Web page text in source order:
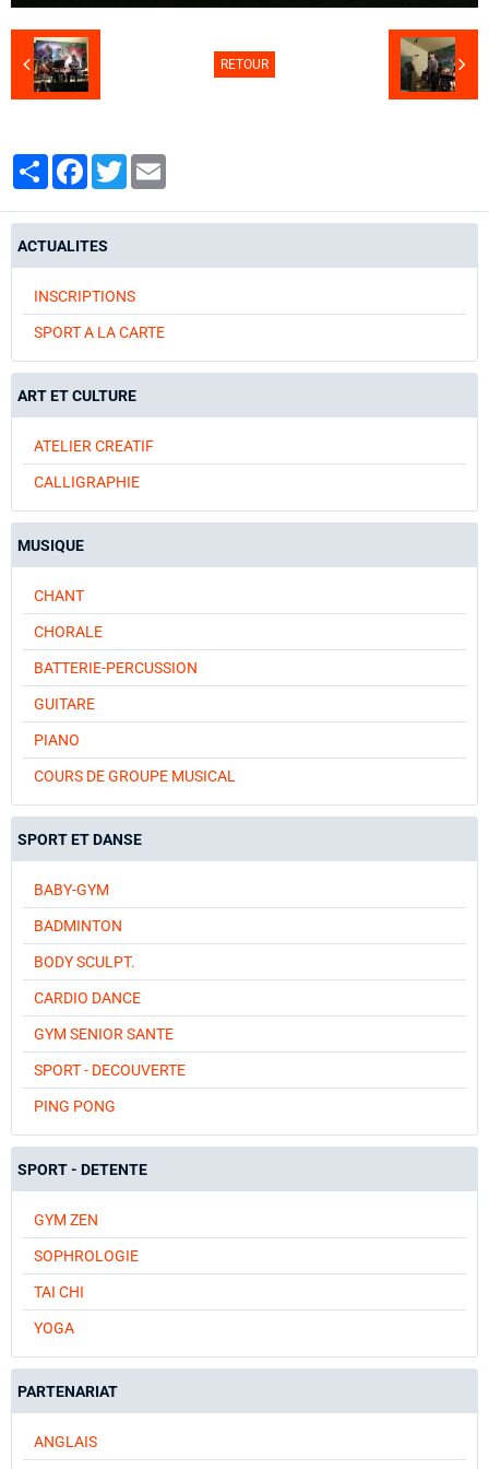
RETOUR
PartagerFacebook
Twitter
ACTUALITES
INSCRIPTIONS
SPORT A LA CARTE
ART ET CULTURE
ATELIER CREATIF
CALLIGRAPHIE
MUSIQUE
CHANT
CHORALE
BATTERIE-PERCUSSION
GUITARE
PIANO
COURS DE GROUPE MUSICAL
SPORT ET DANSE
BABY-GYM
BADMINTON
BODY SCULPT.
CARDIO DANCE
GYM SENIOR SANTE
SPORT - DECOUVERTE
PING PONG
SPORT - DETENTE
GYM ZEN
SOPHROLOGIE
TAI CHI
YOGA
PARTENARIAT
ANGLAIS